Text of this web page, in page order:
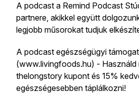
A podcast a Remind Podcast
partnere, akikkel együtt
legjobb műsorokat tudjuk
A podcast egészségügyi
(www.livingfoods.hu) - Használd
thelongstory kupont és 15%
egészségesebben táplálkozni!